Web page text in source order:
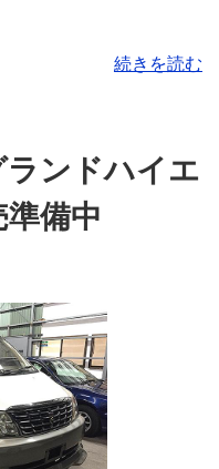
続きを読む
ンドハイエ
備中